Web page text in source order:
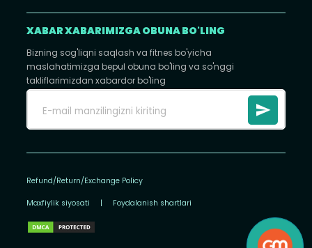
XABAR XABARIMIZGA OBUNA BO'LING
Bizning sog'liqni saqlash va fitnes bo'yicha
maslahatimizga bepul obuna bo'ling va so'nggi
takliflarimizdan xabardor bo'ling
Refund/Return/Exchange Policy
Maxfiylik siyosati | Foydalanish shartlari